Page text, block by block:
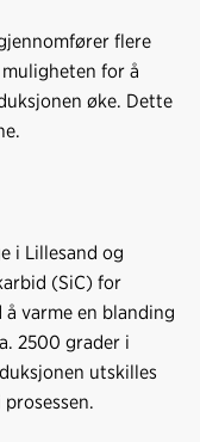
flere
for å
øke. Dette
i Lillesand og
(SiC) for
varme en blanding
2500 grader i
utskilles
prosessen.